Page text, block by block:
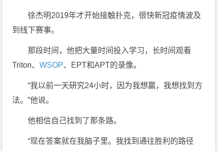
徐杰明2019年才开始接触扑克，很快新冠疫情波及
到线下赛事。
那段时间，他把大量时间投入学习，长时间观看
Triton、WSOP、EPT和APT的录像。
“我以前一天研究24小时，因为我想赢，我想找到方
法。”他说。
他相信自己找到了那条路。
“现在答案就在我脑子里。我找到通往胜利的路径